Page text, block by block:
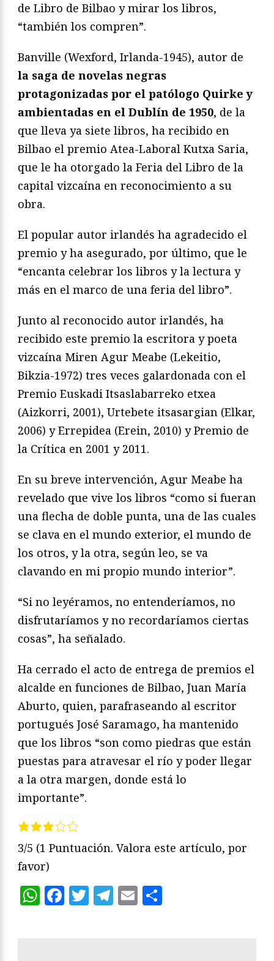
de Libro de Bilbao y mirar los libros,
“también los compren”.
Banville (Wexford, Irlanda-1945), autor de
la saga de novelas negras
protagonizadas por el patólogo Quirke y
ambientadas en el Dublín de 1950, de la
que lleva ya siete libros, ha recibido en
Bilbao el premio Atea-Laboral Kutxa Saria,
que le ha otorgado la Feria del Libro de la
capital vizcaína en reconocimiento a su
obra.
El popular autor irlandés ha agradecido el
premio y ha asegurado, por último, que le
“encanta celebrar los libros y la lectura y
más en el marco de una feria del libro”.
Junto al reconocido autor irlandés, ha
recibido este premio la escritora y poeta
vizcaína Miren Agur Meabe (Lekeitio,
Bikzia-1972) tres veces galardonada con el
Premio Euskadi Itsaslabarreko etxea
(Aizkorri, 2001), Urtebete itsasargian (Elkar,
2006) y Errepidea (Erein, 2010) y Premio de
la Crítica en 2001 y 2011.
En su breve intervención, Agur Meabe ha
revelado que vive los libros “como si fueran
una flecha de doble punta, una de las cuales
se clava en el mundo exterior, el mundo de
los otros, y la otra, según leo, se va
clavando en mi propio mundo interior”.
“Si no leyéramos, no entenderíamos, no
disfrutaríamos y no recordaríamos ciertas
cosas”, ha señalado.
Ha cerrado el acto de entrega de premios el
alcalde en funciones de Bilbao, Juan María
Aburto, quien, parafraseando al escritor
portugués José Saramago, ha mantenido
que los libros “son como piedras que están
puestas para atravesar el río y poder llegar
a la otra margen, donde está lo
importante”.
3/5 (1 Puntuación. Valora este artículo, por
favor)
WhatsApp
Facebook
Twitter
Telegram
Email